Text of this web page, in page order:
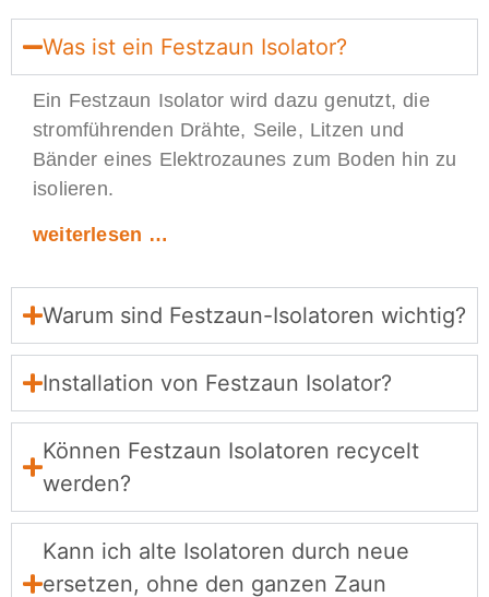
Was ist ein Festzaun Isolator?
Ein Festzaun Isolator wird dazu genutzt, die
stromführenden Drähte, Seile, Litzen und
Bänder eines Elektrozaunes zum Boden hin zu
isolieren.
weiterlesen …
Warum sind Festzaun-Isolatoren wichtig?
Installation von Festzaun Isolator?
Können Festzaun Isolatoren recycelt
werden?
Kann ich alte Isolatoren durch neue
ersetzen, ohne den ganzen Zaun